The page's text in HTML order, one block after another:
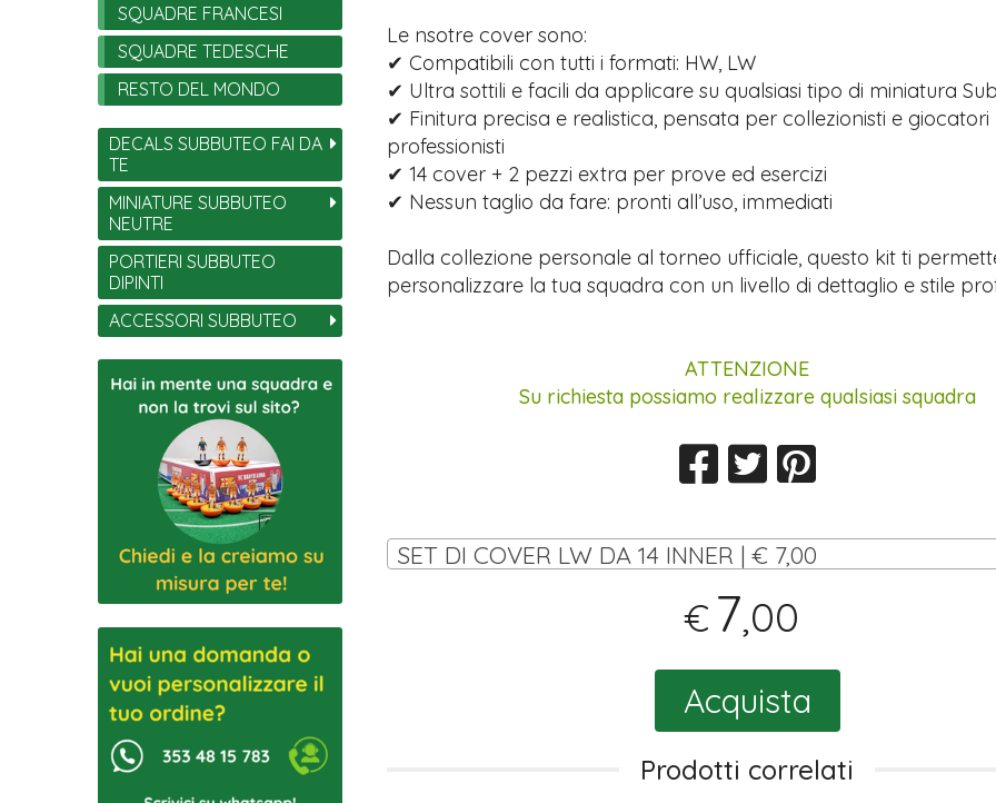
Le nsotre cover sono:
✔ Compatibili con tutti i formati: HW, LW
✔ Ultra sottili e facili da applicare su qualsiasi tipo di miniatura
✔ Finitura precisa e realistica, pensata per collezionisti e giocatori
professionisti
✔ 14 cover + 2 pezzi extra per prove ed esercizi
✔ Nessun taglio da fare: pronti all’uso, immediati
Dalla collezione personale al torneo ufficiale, questo kit ti
personalizzare la tua squadra con un livello di dettaglio e stile
ATTENZIONE
Su richiesta possiamo realizzare qualsiasi squadra
SET DI COVER LW DA 14 INNER | € 7,00
€ 7,00
Acquista
Prodotti correlati
SQUADRE FRANCESI
SQUADRE TEDESCHE
RESTO DEL MONDO
DECALS SUBBUTEO FAI DA
TE
MINIATURE SUBBUTEO
NEUTRE
PORTIERI SUBBUTEO
DIPINTI
ACCESSORI SUBBUTEO